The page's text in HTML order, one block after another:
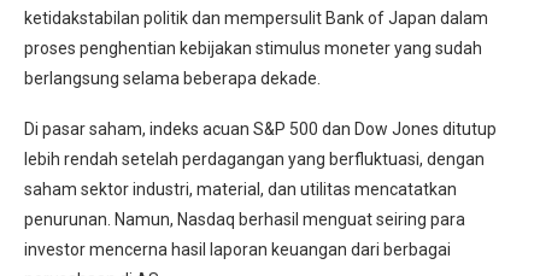
ketidakstabilan politik dan mempersulit Bank of Japan dalam
proses penghentian kebijakan stimulus moneter yang sudah
berlangsung selama beberapa dekade.
Di pasar saham, indeks acuan S&P 500 dan Dow Jones ditutup
lebih rendah setelah perdagangan yang berfluktuasi, dengan
saham sektor industri, material, dan utilitas mencatatkan
penurunan. Namun, Nasdaq berhasil menguat seiring para
investor mencerna hasil laporan keuangan dari berbagai